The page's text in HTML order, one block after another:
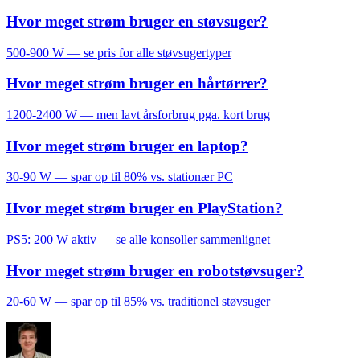
Hvor meget strøm bruger en støvsuger?
500-900 W — se pris for alle støvsugertyper
Hvor meget strøm bruger en hårtørrer?
1200-2400 W — men lavt årsforbrug pga. kort brug
Hvor meget strøm bruger en laptop?
30-90 W — spar op til 80% vs. stationær PC
Hvor meget strøm bruger en PlayStation?
PS5: 200 W aktiv — se alle konsoller sammenlignet
Hvor meget strøm bruger en robotstøvsuger?
20-60 W — spar op til 85% vs. traditionel støvsuger